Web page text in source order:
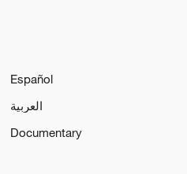
Español
العربية
Documentary